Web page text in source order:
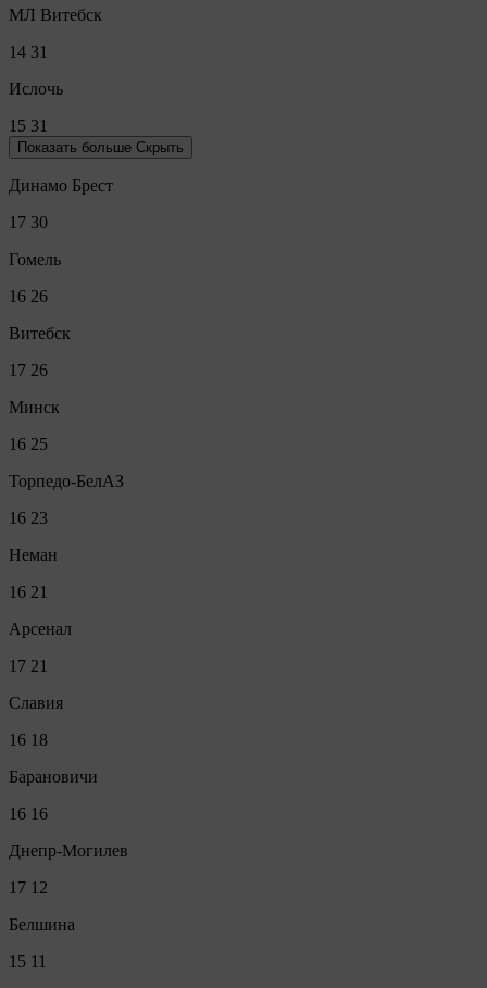
МЛ Витебск
14 31
Ислочь
15 31
Показать больше Скрыть
Динамо Брест
17 30
Гомель
16 26
Витебск
17 26
Минск
16 25
Торпедо-БелАЗ
16 23
Неман
16 21
Арсенал
17 21
Славия
16 18
Барановичи
16 16
Днепр-Могилев
17 12
Белшина
15 11